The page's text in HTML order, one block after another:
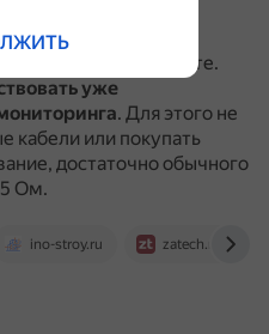
видеороликов.
свете, так и в темноте.
уже
. Для этого не
кабели или покупать
достаточно обычного
Ом.
ino-stroy.ru zatech.ru